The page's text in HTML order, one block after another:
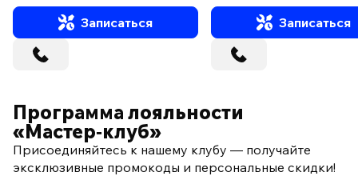
Записаться
Записаться
Программа лояльности
«Мастер‑клуб»
Присоединяйтесь к нашему клубу — получайте
эксклюзивные промокоды и персональные скидки!